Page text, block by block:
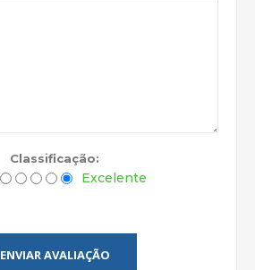
Classificação:
Excelente
ENVIAR AVALIAÇÃO